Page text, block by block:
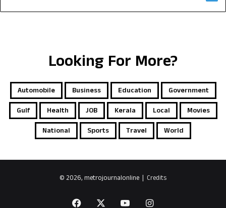
Looking For More?
Automobile Business Education
Government
Gulf
Health JOB Kerala Local
Movies
National
Sports Travel World
© 2026, metrojournalonline | Credits
Facebook YouTubeInstagram